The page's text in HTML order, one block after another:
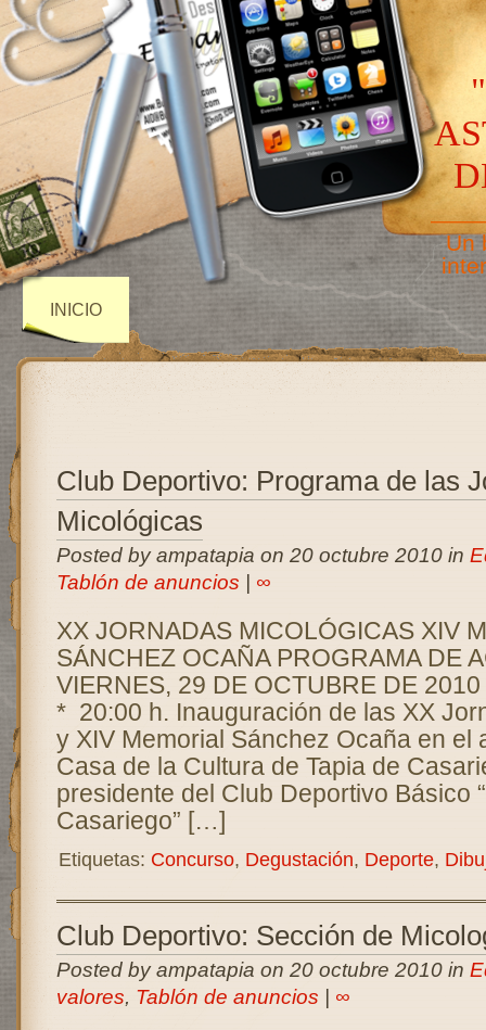
Un
INICIO
Club Deportivo: Programa de las
Micológicas
Posted by ampatapia on 20 octubre 2010 in
Tablón de anuncios
∞
XX JORNADAS MICOLÓGICAS XIV
SÁNCHEZ OCAÑA PROGRAMA DE
VIERNES, 29 DE
* 20:00 h. Inauguración de las XX
y XIV Memorial Sánchez Ocaña en el
Casa de la Cultura de Tapia de
presidente del Club Deportivo Básico
Casariego” […]
Etiquetas: Concurso, Degustación, Deporte,
Club Deportivo: Sección de
Posted by ampatapia on 20 octubre 2010 in
valores, Tablón de anuncios ∞